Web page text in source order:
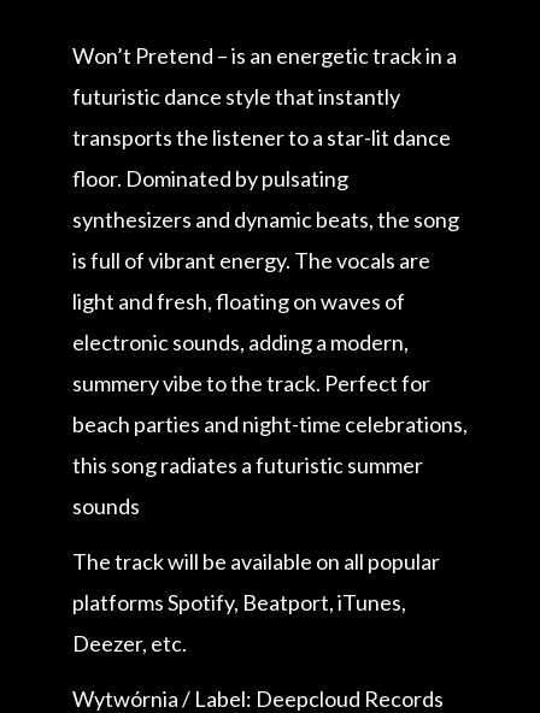
Won’t Pretend – is an energetic track in a
futuristic dance style that instantly
transports the listener to a star-lit dance
floor. Dominated by pulsating
synthesizers and dynamic beats, the song
is full of vibrant energy. The vocals are
light and fresh, floating on waves of
electronic sounds, adding a modern,
summery vibe to the track. Perfect for
beach parties and night-time celebrations,
this song radiates a futuristic summer
sounds
The track will be available on all popular
platforms Spotify, Beatport, iTunes,
Deezer, etc.
Wytwórnia / Label: Deepcloud Records